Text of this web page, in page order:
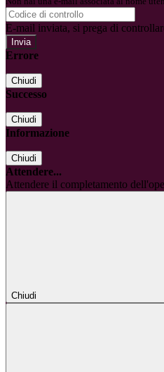
E-mail inviata, si prega di
Errore
Chiudi
Successo
Chiudi
Informazione
Chiudi
Attendere...
Attendere il completamento
Chiudi